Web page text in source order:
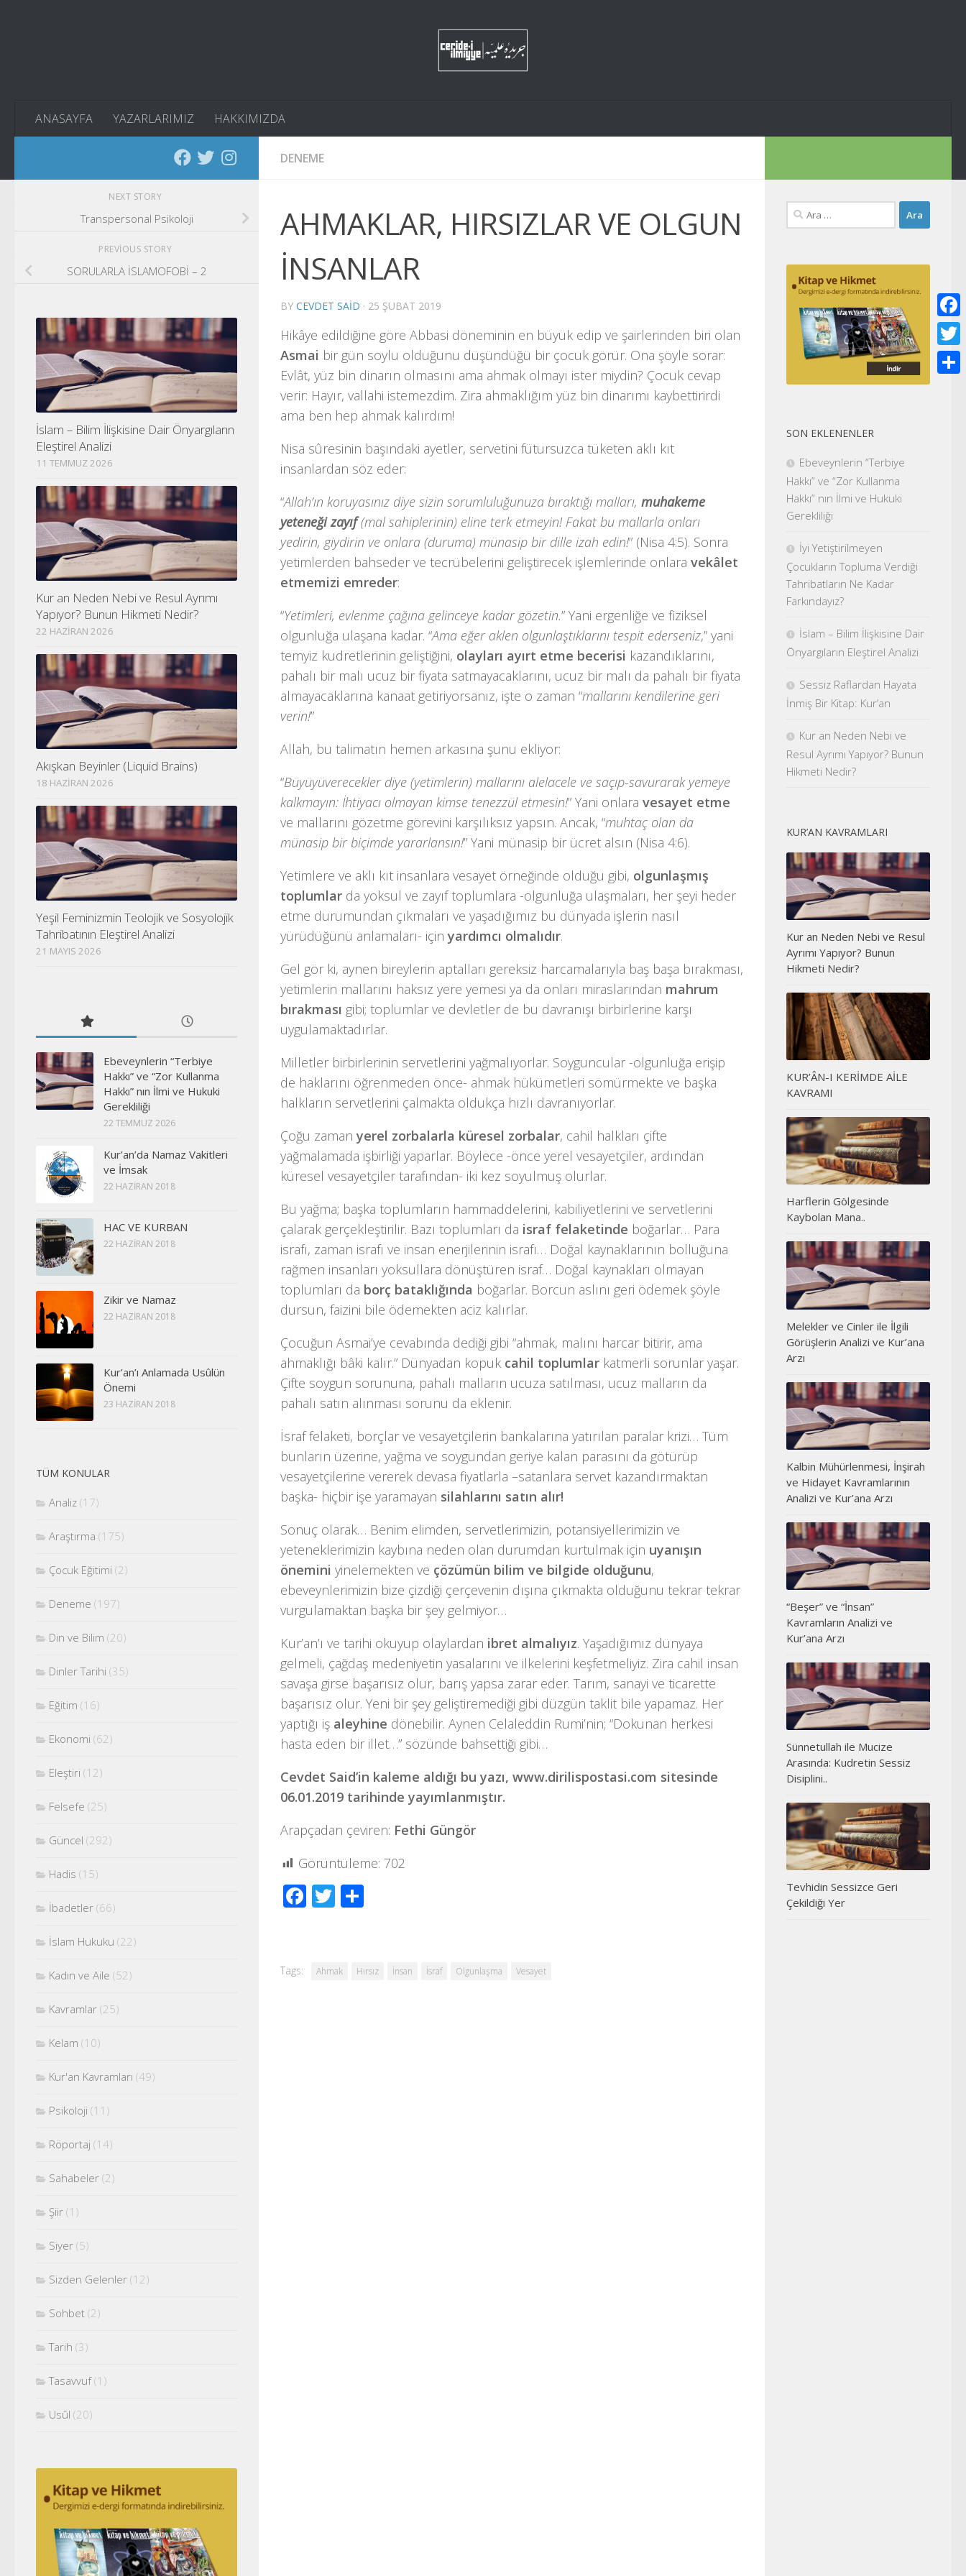
ANASAYFA YAZARLARIMIZ HAKKIMIZDA
DENEME
AHMAKLAR, HIRSIZLAR VE OLGUN
İNSANLAR
BY CEVDET SAID · 25 ŞUBAT 2019
Hikâye edildiğine göre Abbasi döneminin en büyük edip ve şairlerinden biri olan
Asmai bir gün soylu olduğunu düşündüğü bir çocuk görür. Ona şöyle sorar:
Evlât, yüz bin dinarın olmasını ama ahmak olmayı ister miydin? Çocuk cevap
verir: Hayır, vallahi istemezdim. Zira ahmaklığım yüz bin dinarımı kaybettirirdi
ama ben hep ahmak kalırdım!
Nisa sûresinin başındaki ayetler, servetini fütursuzca tüketen aklı kıt
insanlardan söz eder:
“Allah’ın koruyasınız diye sizin sorumluluğunuza bıraktığı malları, muhakeme
yeteneği zayıf(mal sahiplerinin) eline terk etmeyin! Fakat bu mallarla onları
yedirin, giydirin ve onlara (duruma) münasip bir dille izah edin!” (Nisa 4:5). Sonra
yetimlerden bahseder ve tecrübelerini geliştirecek işlemlerinde onlara vekâlet
etmemizi emreder:
“Yetimleri, evlenme çağına gelinceye kadar gözetin.” Yani ergenliğe ve fiziksel
olgunluğa ulaşana kadar. “Ama eğer aklen olgunlaştıklarını tespit ederseniz,” yani
temyiz kudretlerinin geliştiğini, olayları ayırt etme becerisi kazandıklarını,
pahalı bir malı ucuz bir fiyata satmayacaklarını, ucuz bir malı da pahalı bir fiyata
almayacaklarına kanaat getiriyorsanız, işte o zaman “mallarını kendilerine geri
verin!”
Allah, bu talimatın hemen arkasına şunu ekliyor:
“Büyüyüverecekler diye (yetimlerin) mallarını alelacele ve saçıp-savurarak yemeye
kalkmayın: İhtiyacı olmayan kimse tenezzül etmesin!” Yani onlara vesayet etme
ve mallarını gözetme görevini karşılıksız yapsın. Ancak, “muhtaç olan da
münasip bir biçimde yararlansın!” Yani münasip bir ücret alsın (Nisa 4:6).
Yetimlere ve aklı kıt insanlara vesayet örneğinde olduğu gibi, olgunlaşmış
toplumlar da yoksul ve zayıf toplumlara -olgunluğa ulaşmaları, her şeyi heder
etme durumundan çıkmaları ve yaşadığımız bu dünyada işlerin nasıl
yürüdüğünü anlamaları- içinyardımcı olmalıdır.
Gel gör ki, aynen bireylerin aptalları gereksiz harcamalarıyla baş başa bırakması,
yetimlerin mallarını haksız yere yemesi ya da onları miraslarından mahrum
bırakması gibi; toplumlar ve devletler de bu davranışı birbirlerine karşı
uygulamaktadırlar.
Milletler birbirlerinin servetlerini yağmalıyorlar. Soyguncular -olgunluğa erişip
de haklarını öğrenmeden önce- ahmak hükümetleri sömürmekte ve başka
halkların servetlerini çalmakta oldukça hızlı davranıyorlar.
Çoğu zamanyerel zorbalarla küresel zorbalar, cahil halkları çifte
yağmalamada işbirliği yaparlar. Böylece -önce yerel vesayetçiler, ardından
küresel vesayetçiler tarafından- iki kez soyulmuş olurlar.
Bu yağma; başka toplumların hammaddelerini, kabiliyetlerini ve servetlerini
çalarak gerçekleştirilir. Bazı toplumları da israf felaketinde boğarlar… Para
israfı, zaman israfı ve insan enerjilerinin israfı… Doğal kaynaklarının bolluğuna
rağmen insanları yoksullara dönüştüren israf… Doğal kaynakları olmayan
toplumları da borç bataklığında boğarlar. Borcun aslını geri ödemek şöyle
dursun, faizini bile ödemekten aciz kalırlar.
Çocuğun Asmai’ye cevabında dediği gibi “ahmak, malını harcar bitirir, ama
ahmaklığı bâki kalır.” Dünyadan kopuk cahil toplumlar katmerli sorunlar yaşar.
Çifte soygun sorununa, pahalı malların ucuza satılması, ucuz malların da
pahalı satın alınması sorunu da eklenir.
İsraf felaketi, borçlar ve vesayetçilerin bankalarına yatırılan paralar krizi… Tüm
bunların üzerine, yağma ve soygundan geriye kalan parasını da götürüp
vesayetçilerine vererek devasa fiyatlarla –satanlara servet kazandırmaktan
başka- hiçbir işe yaramayan silahlarını satın alır!
Sonuç olarak… Benim elimden, servetlerimizin, potansiyellerimizin ve
yeteneklerimizin kaybına neden olan durumdan kurtulmak için uyanışın
önemini yinelemekten ve çözümün bilim ve bilgide olduğunu,
ebeveynlerimizin bize çizdiği çerçevenin dışına çıkmakta olduğunu tekrar tekrar
vurgulamaktan başka bir şey gelmiyor…
Kur’an’ı ve tarihi okuyup olaylardan ibret almalıyız. Yaşadığımız dünyaya
gelmeli, çağdaş medeniyetin yasalarını ve ilkelerini keşfetmeliyiz. Zira cahil insan
savaşa girse başarısız olur, barış yapsa zarar eder. Tarım, sanayi ve ticarette
başarısız olur. Yeni bir şey geliştiremediği gibi düzgün taklit bile yapamaz. Her
yaptığı iş aleyhine dönebilir. Aynen Celaleddin Rumi’nin; “Dokunan herkesi
hasta eden bir illet…” sözünde bahsettiği gibi…
Cevdet Said’in kaleme aldığı bu yazı, www.dirilispostasi.com sitesinde
06.01.2019 tarihinde yayımlanmıştır.
Arapçadan çeviren: Fethi Güngör
Görüntüleme: 702
Facebook
Twitter
Tags: Ahmak Hırsız İnsan İsraf Olgunlaşma Vesayet
NEXT STORY
Transpersonal Psikoloji
PREVIOUS STORY
SORULARLA İSLAMOFOBİ – 2
İslam – Bilim İlişkisine Dair Önyargıların
Eleştirel Analizi
11 TEMMUZ 2026
Kur an Neden Nebi ve Resul Ayrımı
Yapıyor? Bunun Hikmeti Nedir?
22 HAZIRAN 2026
Akışkan Beyinler (Liquid Brains)
18 HAZIRAN 2026
Yeşil Feminizmin Teolojik ve Sosyolojik
Tahribatının Eleştirel Analizi
21 MAYIS 2026
Ebeveynlerin “Terbiye
Hakkı” ve “Zor Kullanma
Hakkı” nın İlmi ve Hukuki
Gerekliliği
22 TEMMUZ 2026
Kur’an’da Namaz Vakitleri
ve İmsak
22 HAZIRAN 2018
HAC VE KURBAN
22 HAZIRAN 2018
Zikir ve Namaz
22 HAZIRAN 2018
Kur’an’ı Anlamada Usûlün
Önemi
23 HAZIRAN 2018
TÜM KONULAR
Analiz (17)
Araştırma (175)
Çocuk Eğitimi (2)
Deneme (197)
Din ve Bilim (20)
Dinler Tarihi (35)
Eğitim (16)
Ekonomi (62)
Eleştiri (12)
Felsefe (25)
Güncel (292)
Hadis (15)
İbadetler (66)
İslam Hukuku (22)
Kadın ve Aile (52)
Kavramlar (25)
Kelam (10)
Kur'an Kavramları (49)
Psikoloji (11)
Röportaj (14)
Sahabeler (2)
Şiir (1)
Siyer (5)
Sizden Gelenler (12)
Sohbet (2)
Tarih (3)
Tasavvuf(1)
Usûl (20)
Arama:
SON EKLENENLER
Ebeveynlerin “Terbiye
Hakkı” ve “Zor Kullanma
Hakkı” nın İlmi ve Hukuki
Gerekliliği
İyi Yetiştirilmeyen
Çocukların Topluma Verdiği
Tahribatların Ne Kadar
Farkındayız?
İslam – Bilim İlişkisine Dair
Önyargıların Eleştirel Analizi
Sessiz Raflardan Hayata
İnmiş Bir Kitap: Kur’an
Kur an Neden Nebi ve
Resul Ayrımı Yapıyor? Bunun
Hikmeti Nedir?
KUR’AN KAVRAMLARI
Kur an Neden Nebi ve Resul
Ayrımı Yapıyor? Bunun
Hikmeti Nedir?
KUR’ÂN-I KERİMDE AİLE
KAVRAMI
Harflerin Gölgesinde
Kaybolan Mana..
Melekler ve Cinler ile İlgili
Görüşlerin Analizi ve Kur’ana
Arzı
Kalbin Mühürlenmesi, İnşirah
ve Hidayet Kavramlarının
Analizi ve Kur’ana Arzı
“Beşer” ve “İnsan”
Kavramların Analizi ve
Kur’ana Arzı
Sünnetullah ile Mucize
Arasında: Kudretin Sessiz
Disiplini..
Tevhidin Sessizce Geri
Çekildiği Yer